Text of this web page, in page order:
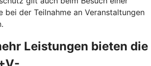
bei der Teilnahme an Veranstaltungen
Leistungen bieten die